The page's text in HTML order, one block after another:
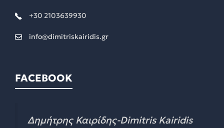
+30 2103639930
info@dimitriskairidis.gr
FACEBOOK
Δημήτρης Καιρίδης-Dimitris Kairidis